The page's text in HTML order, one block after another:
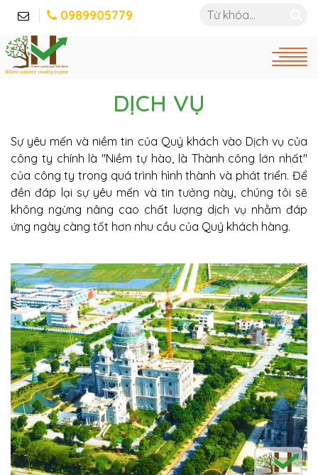
0989905779
DỊCH VỤ
Sự yêu mến và niềm tin của Quý khách vào Dịch vụ của
công ty chính là "Niềm tự hào, là Thành công lớn nhất"
của công ty trong quá trình hình thành và phát triển. Để
đền đáp lại sự yêu mến và tin tưởng này, chúng tôi sẽ
không ngừng nâng cao chất lượng dịch vụ nhằm đáp
ứng ngày càng tốt hơn nhu cầu của Quý khách hàng.